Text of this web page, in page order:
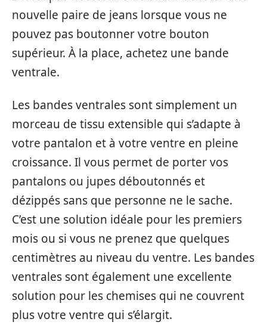
nouvelle paire de jeans lorsque vous ne
pouvez pas boutonner votre bouton
supérieur. À la place, achetez une bande
ventrale.
Les bandes ventrales sont simplement un
morceau de tissu extensible qui s’adapte à
votre pantalon et à votre ventre en pleine
croissance. Il vous permet de porter vos
pantalons ou jupes déboutonnés et
dézippés sans que personne ne le sache.
C’est une solution idéale pour les premiers
mois ou si vous ne prenez que quelques
centimètres au niveau du ventre. Les bandes
ventrales sont également une excellente
solution pour les chemises qui ne couvrent
plus votre ventre qui s’élargit.